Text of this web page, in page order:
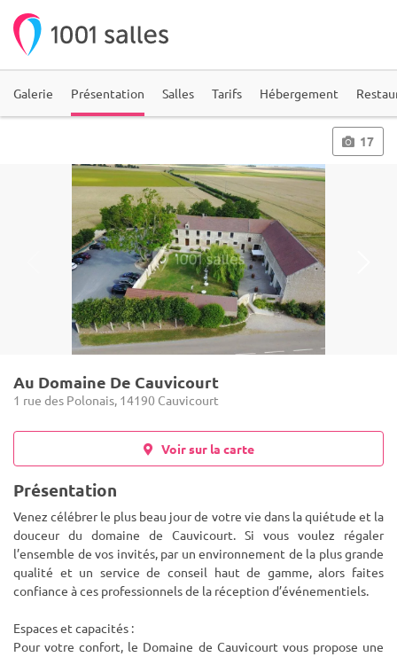
Galerie Présentation Salles Tarifs Hébergement
17
Au Domaine De Cauvicourt
1 rue des Polonais, 14190 Cauvicourt
Voir sur la carte
Présentation
Venez célébrer le plus beau jour de votre vie dans la quiétude et la
douceur du domaine de Cauvicourt. Si vous voulez régaler
l’ensemble de vos invités, par un environnement de la plus grande
qualité et un service de conseil haut de gamme, alors faites
confiance à ces professionnels de la réception d’événementiels.
Espaces et capacités :
Pour votre confort, le Domaine de Cauvicourt vous propose une